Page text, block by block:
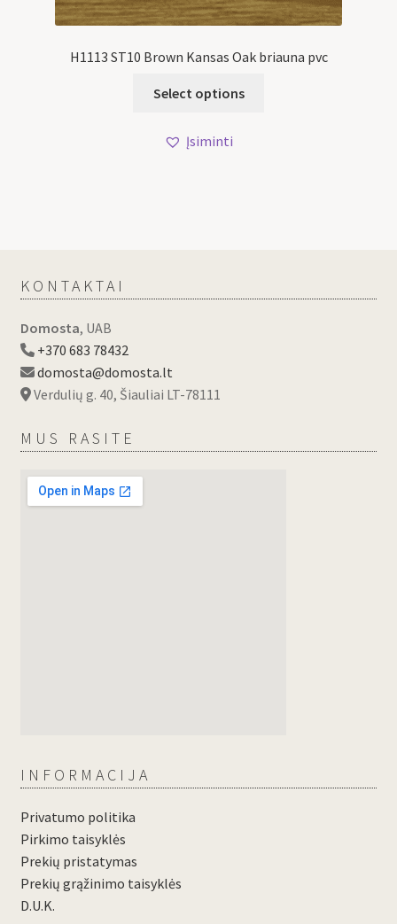
H1113 ST10 Brown Kansas Oak briauna pvc
Select options
Įsiminti
KONTAKTAI
Domosta, UAB
+370 683 78432
domosta@domosta.lt
Verdulių g. 40, Šiauliai LT-78111
MUS RASITE
INFORMACIJA
Privatumo politika
Pirkimo taisyklės
Prekių pristatymas
Prekių grąžinimo taisyklės
D.U.K.